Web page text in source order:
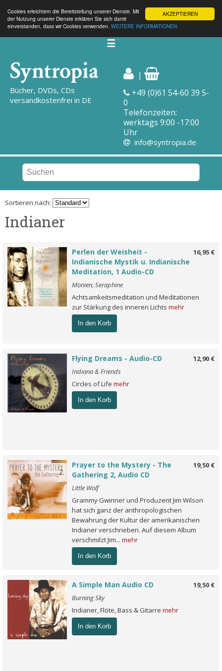
AKZEPTIEREN
Cookies erleichtern die Bereitstellung unserer Dienste. Mit
der Nutzung unserer Dienste erklären Sie sich damit
einverstanden, dass wir Cookies verwenden. WEITERE INFORMATIONEN
☰
Bücher, DVDs, CDs
versandkostenfrei in DE
|
+49 (0)61 54-60 39 5-
0
Telefonzeiten:
werktags 9:00 -17:00
Uhr
info@syntropia.de
Sortieren nach:
Indianer
16,95 €
Perlen der Weisheit -
Indianische Mystik u. Indianische
Meditation, 1 Audio-CD
Monien, Seraphine
Achtsamkeitsmeditation und Meditationen
zur Stärkung des inneren Lichts mehr
In den Korb
12,90 €
Flying Dreams - Audio-CD
Indiana & Friends
Circles of Life mehr
In den Korb
19,50 €
Prayer to the Mystery - The
Gathering 2, Audio CD
Little Wolf
Grammy Gwinner und Produzent Jim Wilson
hat sich ganz der anthropologischen
Bewahrung der Kultur der amerikanischen
Indianer verschrieben. Auf diesem Album
verschmilzt Jim... mehr
In den Korb
19,50 €
A Simple Man Audio CD
Burning Sky
Indianer, Flöte, Bass & Gitarre mehr
In den Korb